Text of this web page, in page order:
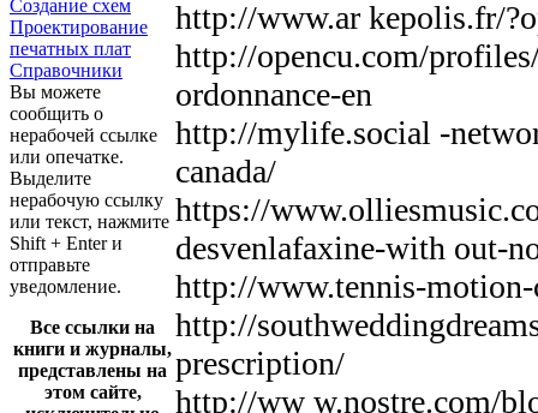
Создание схем
Проектирование
печатных плат
Справочники
Вы можете
сообщить о
нерабочей ссылке
или опечатке.
Выделите
нерабочую ссылку
или текст, нажмите
Shift + Enter и
отправьте
уведомление.
Все ссылки на
книги и журналы,
представлены на
этом сайте,
http://www.ar kepolis.fr/
http://opencu.com/
ordonnance-en
http://mylife.social -
canada/
https://
desvenlafaxine-with out-
http://www.tennis-
http://
prescription/
http://ww w.nostre.com/